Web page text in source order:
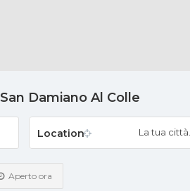
San Damiano Al Colle
Location La tua città...
Aperto ora